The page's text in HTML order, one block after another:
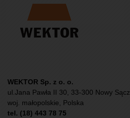
WEKTOR Sp. z o. o.
ul.Jana Pawła II 30, 33-300 Nowy Sącz
woj. małopolskie, Polska
tel. (18) 443 78 75